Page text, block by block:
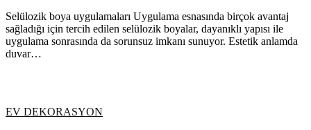
Selülozik boya uygulamaları Uygulama esnasında birçok avantaj
sağladığı için tercih edilen selülozik boyalar, dayanıklı yapısı ile
uygulama sonrasında da sorunsuz imkanı sunuyor. Estetik anlamda
duvar…
EV DEKORASYON